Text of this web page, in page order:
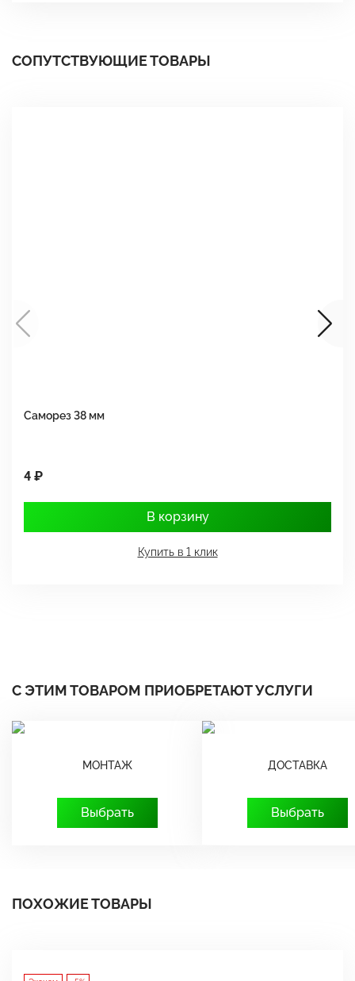
СОПУТСТВУЮЩИЕ ТОВАРЫ
Саморез 38 мм
4 ₽
В корзину
Купить в 1 клик
С ЭТИМ ТОВАРОМ ПРИОБРЕТАЮТ УСЛУГИ
МОНТАЖ
Выбрать
ДОСТАВКА
Выбрать
ПОХОЖИЕ ТОВАРЫ